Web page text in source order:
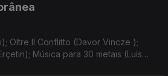
Oltre Il Conflitto (Davor Vincze );
Música para 30 metais (Luís